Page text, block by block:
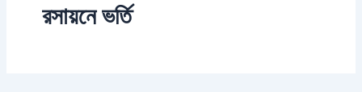
রসায়নে ভর্তি